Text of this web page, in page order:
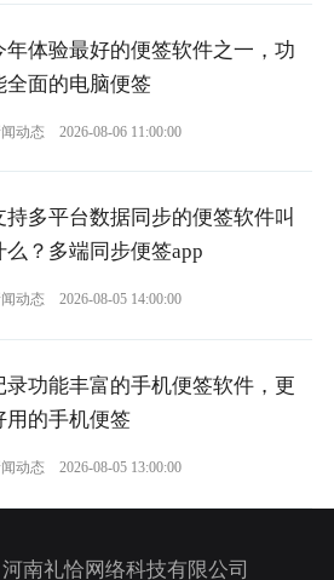
年体验最好的便签软件之一，功
全面的电脑便签
动态 2026-08-06 11:00:00
持多平台数据同步的便签软件叫
么？多端同步便签app
动态 2026-08-05 14:00:00
录功能丰富的手机便签软件，更
用的手机便签
动态 2026-08-05 13:00:00
南礼恰网络科技有限公司